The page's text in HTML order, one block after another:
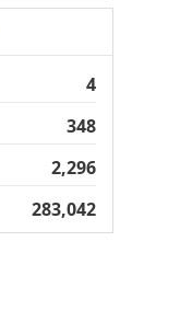
4
348
2,296
283,042